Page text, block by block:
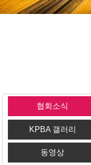
협회소식
KPBA 갤러리
동영상